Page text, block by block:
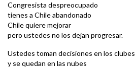
Congresista despreocupado
tienes a Chile abandonado
Chile quiere mejorar
pero ustedes no los dejan progresar.
Ustedes toman decisiones en los clubes
y se quedan en las nubes